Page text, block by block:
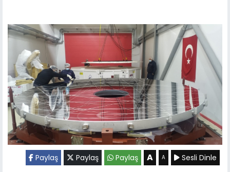
Paylaş Paylaş Paylaş A A
Sesli Dinle